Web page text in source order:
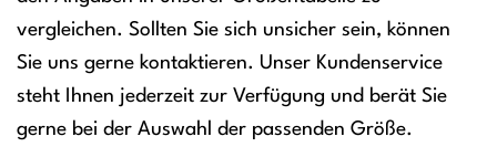
vergleichen. Sollten Sie sich unsicher sein, können
Sie uns gerne kontaktieren. Unser Kundenservice
steht Ihnen jederzeit zur Verfügung und berät Sie
gerne bei der Auswahl der passenden Größe.